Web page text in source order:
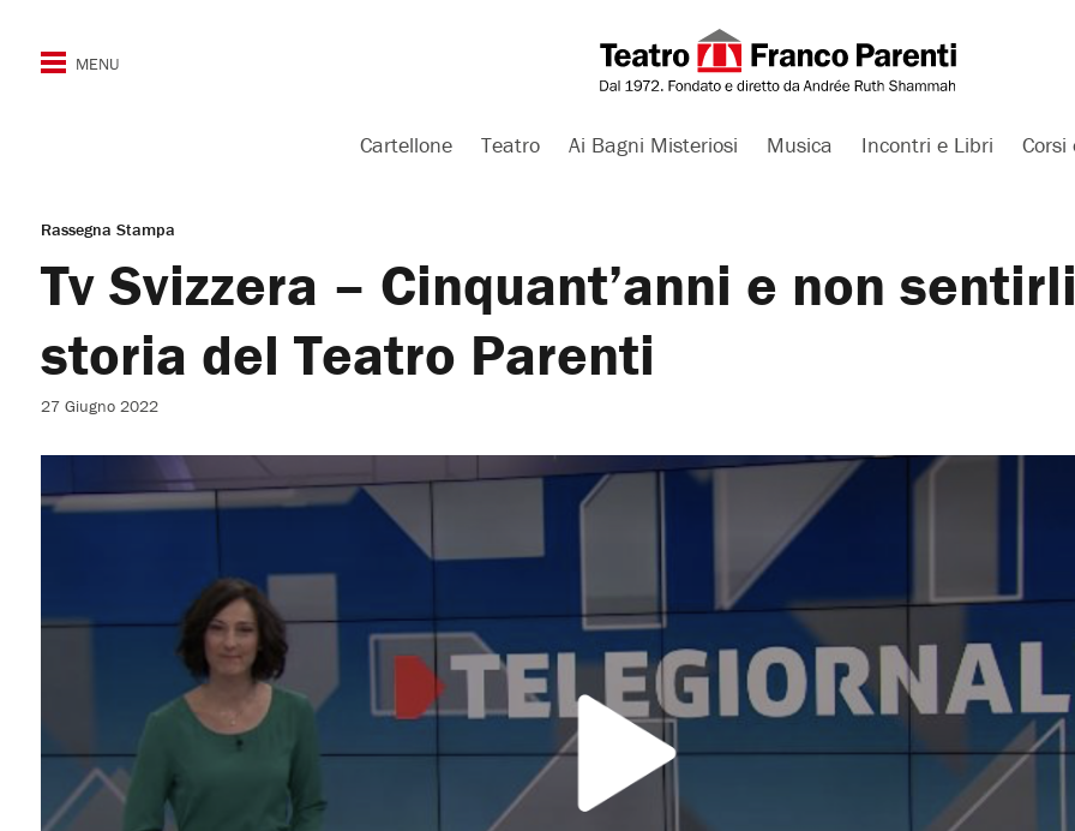
Cartellone Teatro Ai Bagni Misteriosi Musica Incontri e Libri
Rassegna Stampa
Tv Svizzera – Cinquant’anni e non
storia del Teatro Parenti
27 Giugno 2022